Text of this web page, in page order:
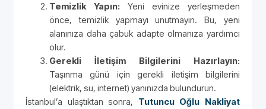
Temizlik Yapın: Yeni evinize yerleşmeden
önce, temizlik yapmayı unutmayın. Bu, yeni
alanınıza daha çabuk adapte olmanıza yardımcı
olur.
Gerekli İletişim Bilgilerini Hazırlayın:
Taşınma günü için gerekli iletişim bilgilerini
(elektrik, su, internet) yanınızda bulundurun.
İstanbul’a ulaştıktan sonra, Tutuncu Oğlu Nakliyat